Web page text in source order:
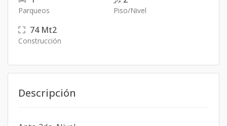
Parqueos Piso/Nivel
74 Mt2
Construcción
Descripción